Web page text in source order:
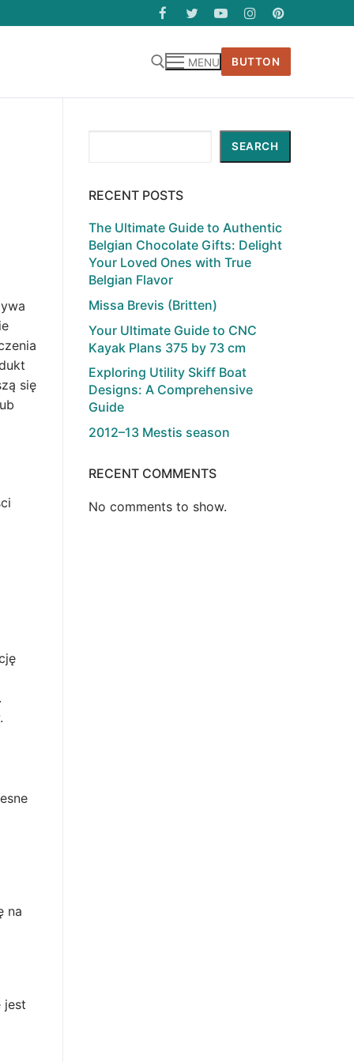
MENU BUTTON
się
na
jest
SEARCH
RECENT POSTS
The Ultimate Guide to Authentic
Belgian Chocolate Gifts: Delight
Your Loved Ones with True
Belgian Flavor
Missa Brevis (Britten)
Your Ultimate Guide to CNC
Kayak Plans 375 by 73 cm
Exploring Utility Skiff Boat
Designs: A Comprehensive
Guide
2012–13 Mestis season
RECENT COMMENTS
No comments to show.